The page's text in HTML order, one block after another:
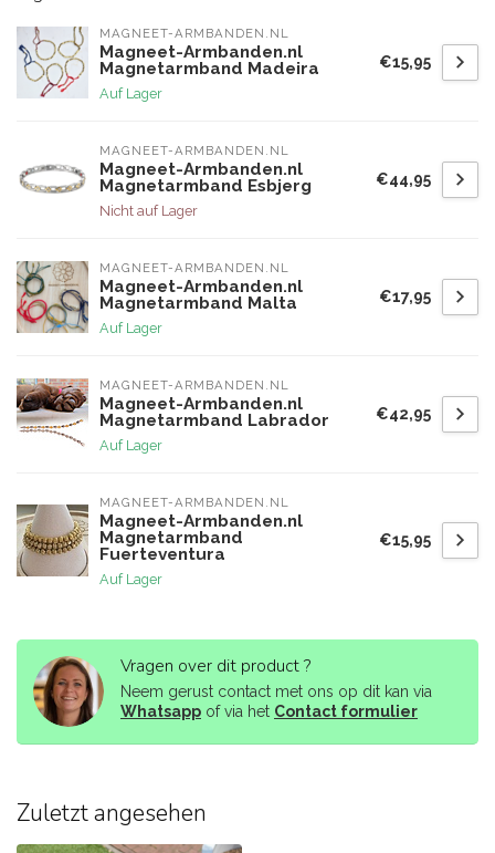
MAGNEET-ARMBANDEN.NL
Magneet-Armbanden.nl
Magnetarmband Madeira
Auf Lager
€15,95
MAGNEET-ARMBANDEN.NL
Magneet-Armbanden.nl
Magnetarmband Esbjerg
Nicht auf Lager
€44,95
MAGNEET-ARMBANDEN.NL
Magneet-Armbanden.nl
Magnetarmband Malta
Auf Lager
€17,95
MAGNEET-ARMBANDEN.NL
Magneet-Armbanden.nl
Magnetarmband Labrador
Auf Lager
€42,95
MAGNEET-ARMBANDEN.NL
Magneet-Armbanden.nl
Magnetarmband
Fuerteventura
Auf Lager
€15,95
Vragen over dit product ?
Neem gerust contact met ons op dit kan via
Whatsapp of via het Contact formulier
Zuletzt angesehen